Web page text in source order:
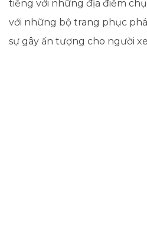
tiếng với những địa điểm
với những bộ trang phục
sự gây ấn tượng cho người